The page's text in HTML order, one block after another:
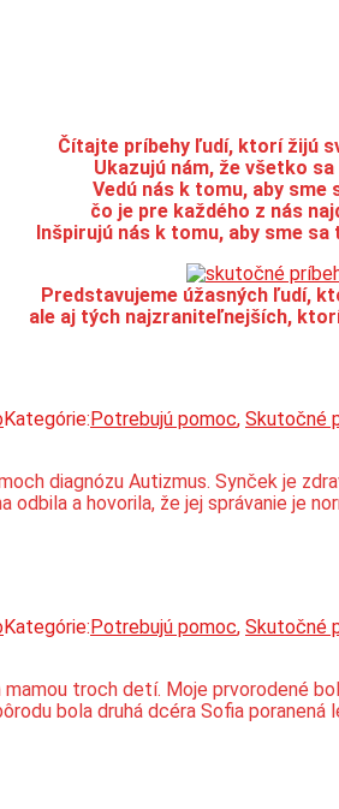
Čítajte príbehy ľudí, ktorí žijú
Ukazujú nám, že všetko
Vedú nás k tomu, aby sme
čo je pre každého z nás
Inšpirujú nás k tomu, aby sme
Predstavujeme úžasných ľudí,
ale aj tých najzraniteľnejších,
Kategórie:Potrebujú pomoc, Skutočné
diagnózu Autizmus. Synček je
a hovorila, že jej správanie je
Kategórie:Potrebujú pomoc, Skutočné
troch detí. Moje prvorodené
bola druhá dcéra Sofia poranená